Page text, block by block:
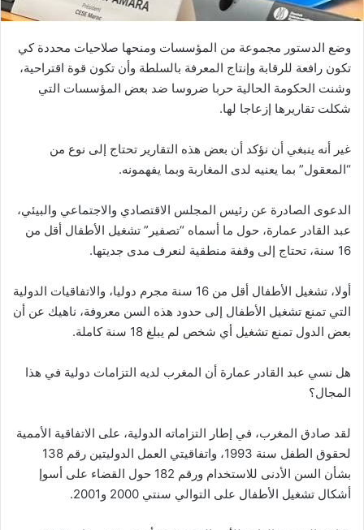
وضع الدستور مجموعة من المؤسسات ومنحها صلاحيات محددة كي
تكون رافعة للرقابة وإنتاج المعرفة بالسلطة وأن تكون قوة اقتراحية،
وشنت الحكومة الحالية حربا ضروسا ضد بعض المؤسسات التي
شكلت تقاريرها إزعاجا لها.
غير أنه ينبغي أن نؤكد أن بعض هذه التقارير تحتاج إلى نوع من
“المعقول” بما يعنيه لدى المغاربة وبما يفهمونه.
الدعوى الصادرة عن رئيس المجلس الاقتصادي والاجتماعي والبيئي،
عبد القادر عمارة، حول ما أسماه “تصفير” تشغيل الأطفال أقل من
16 سنة، تحتاج إلى وقفة منطقية لنعرف مدى جديتها.
أولا، تشغيل الأطفال أقل من 16 سنة مجرم دوليا، والاتفاقيات الدولية
التي تمنع تشغيل الأطفال إلى حدود هذه السن معروفة، ناهيك عن أن
بعض الدول تمنع تشغيل أي شخص لم يبلغ 18 سنة كاملة.
هل نسي عبد القادر عمارة أن المغرب لديه التزامات دولية في هذا
المجال؟
لقد صادق المغرب، في إطار التزاماته الدولية، على الاتفاقية الأممية
لحقوق الطفل سنة 1993، واتفاقيتي العمل الدوليتين رقم 138
بشأن السن الأدنى للاستخدام ورقم 182 حول القضاء على أسوإ
أشكال تشغيل الأطفال على التوالي سنتي 2000 و2001.